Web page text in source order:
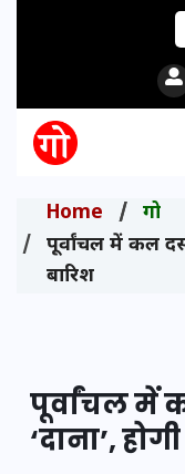
Home
गो
पूर्वांचल में कल
बारिश
पूर्वांचल में
‘दाना’,